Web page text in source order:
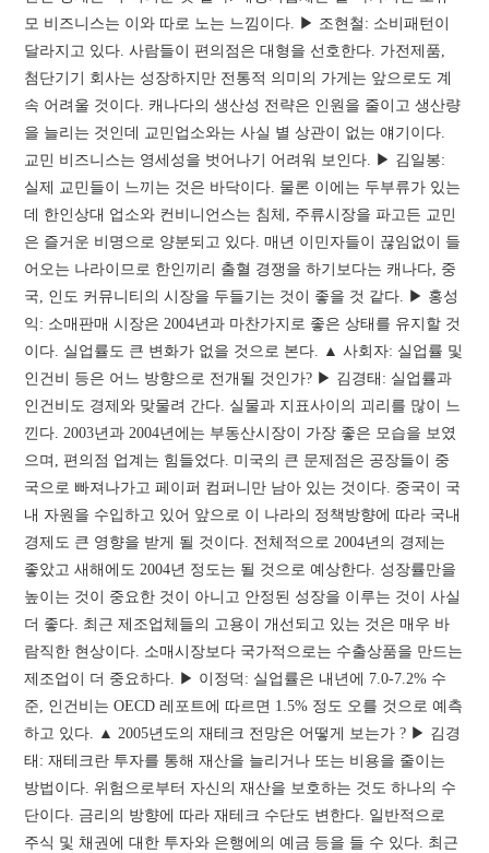
모 비즈니스는 이와 따로 노는 느낌이다. ▶ 조현철: 소비패턴이
달라지고 있다. 사람들이 편의점은 대형을 선호한다. 가전제품,
첨단기기 회사는 성장하지만 전통적 의미의 가게는 앞으로도 계
속 어려울 것이다. 캐나다의 생산성 전략은 인원을 줄이고 생산량
을 늘리는 것인데 교민업소와는 사실 별 상관이 없는 얘기이다.
교민 비즈니스는 영세성을 벗어나기 어려워 보인다. ▶ 김일봉:
실제 교민들이 느끼는 것은 바닥이다. 물론 이에는 두부류가 있는
데 한인상대 업소와 컨비니언스는 침체, 주류시장을 파고든 교민
은 즐거운 비명으로 양분되고 있다. 매년 이민자들이 끊임없이 들
어오는 나라이므로 한인끼리 출혈 경쟁을 하기보다는 캐나다, 중
국, 인도 커뮤니티의 시장을 두들기는 것이 좋을 것 같다. ▶ 홍성
익: 소매판매 시장은 2004년과 마찬가지로 좋은 상태를 유지할 것
이다. 실업률도 큰 변화가 없을 것으로 본다. ▲ 사회자: 실업률 및
인건비 등은 어느 방향으로 전개될 것인가? ▶ 김경태: 실업률과
인건비도 경제와 맞물려 간다. 실물과 지표사이의 괴리를 많이 느
낀다. 2003년과 2004년에는 부동산시장이 가장 좋은 모습을 보였
으며, 편의점 업계는 힘들었다. 미국의 큰 문제점은 공장들이 중
국으로 빠져나가고 페이퍼 컴퍼니만 남아 있는 것이다. 중국이 국
내 자원을 수입하고 있어 앞으로 이 나라의 정책방향에 따라 국내
경제도 큰 영향을 받게 될 것이다. 전체적으로 2004년의 경제는
좋았고 새해에도 2004년 정도는 될 것으로 예상한다. 성장률만을
높이는 것이 중요한 것이 아니고 안정된 성장을 이루는 것이 사실
더 좋다. 최근 제조업체들의 고용이 개선되고 있는 것은 매우 바
람직한 현상이다. 소매시장보다 국가적으로는 수출상품을 만드는
제조업이 더 중요하다. ▶ 이정덕: 실업률은 내년에 7.0-7.2% 수
준, 인건비는 OECD 레포트에 따르면 1.5% 정도 오를 것으로 예측
하고 있다. ▲ 2005년도의 재테크 전망은 어떻게 보는가 ? ▶ 김경
태: 재테크란 투자를 통해 재산을 늘리거나 또는 비용을 줄이는
방법이다. 위험으로부터 자신의 재산을 보호하는 것도 하나의 수
단이다. 금리의 방향에 따라 재테크 수단도 변한다. 일반적으로
주식 및 채권에 대한 투자와 은행에의 예금 등을 들 수 있다. 최근